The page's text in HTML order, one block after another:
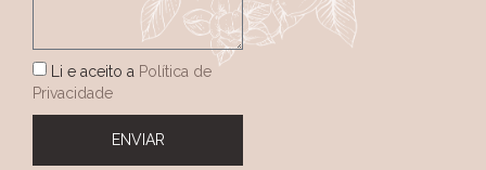
Li e aceito a Política de
Privacidade
ENVIAR